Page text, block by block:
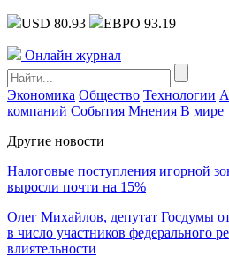
USD 80.93 ЕВРО 93.19
Онлайн журнал
Экономика Общество Технологии
компаний События Мнения В мире
Другие новости
Налоговые поступления игорной
выросли почти на 15%
Олег Михайлов, депутат Госдумы
в число участников федерального
влиятельности